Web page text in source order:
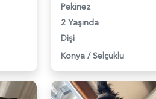
Pekinez
2 Yaşında
Dişi
Konya / Selçuklu